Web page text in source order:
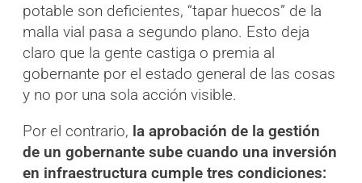
potable son deficientes, “tapar huecos” de la
malla vial pasa a segundo plano. Esto deja
claro que la gente castiga o premia al
gobernante por el estado general de las cosas
y no por una sola acción visible.
Por el contrario, la aprobación de la gestión
de un gobernante sube cuando una inversión
en infraestructura cumple tres condiciones: